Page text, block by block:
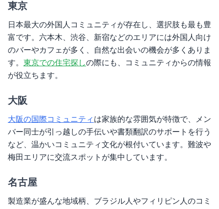
東京
日本最大の外国人コミュニティが存在し、選択肢も最も豊
富です。六本木、渋谷、新宿などのエリアには外国人向け
のバーやカフェが多く、自然な出会いの機会が多くありま
す。 東京での住宅探しの際にも、コミュニティからの情報
が役立ちます。
大阪
大阪の国際コミュニティ は家族的な雰囲気が特徴で、メン
バー同士が引っ越しの手伝いや書類翻訳のサポートを行う
など、温かいコミュニティ文化が根付いています。難波や
梅田エリアに交流スポットが集中しています。
名古屋
製造業が盛んな地域柄、ブラジル人やフィリピン人のコミ